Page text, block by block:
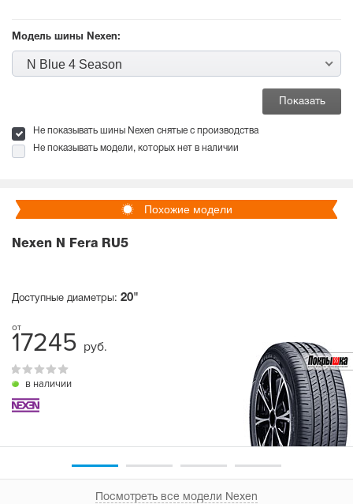
Модель шины Nexen:
N Blue 4 Season
Не показывать шины Nexen снятые с производства
Не показывать модели, которых нет в наличии
Похожие модели
Nexen N Fera RU5
Доступные диаметры: 20"
17245 руб.
в наличии
Посмотреть все модели Nexen